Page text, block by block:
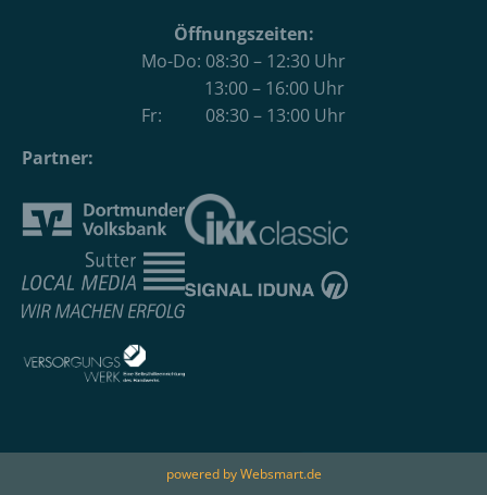
Öffnungszeiten:
Mo-Do: 08:30 – 12:30 Uhr
13:00 – 16:00 Uhr
Fr: 08:30 – 13:00 Uhr
Partner:
powered by Websmart.de